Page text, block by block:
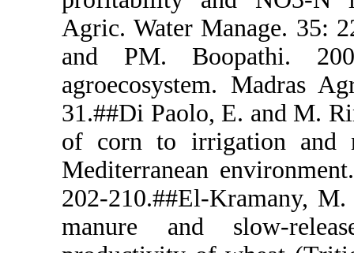
Agric.
and PM.
31.##Di
of corn to
202-
manure